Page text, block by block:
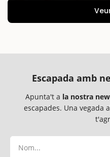
Escapada amb
Apunta't a la nostra
escapades. Una vegada